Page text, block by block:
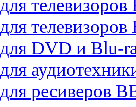
DVD и Blu-
ресиверов